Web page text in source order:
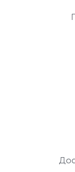
Сервисы по
Сетевой
УСЛУГИ ДЛЯ